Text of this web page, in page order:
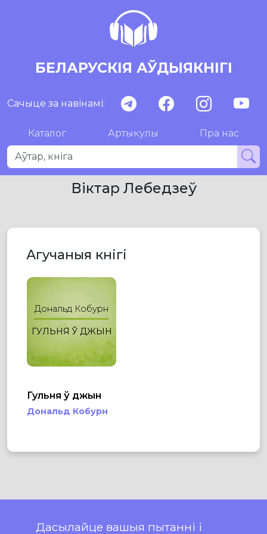
БЕЛАРУСКІЯ АЎДЫЯКНІГІ
Сачыце за навінамі:
Каталог Артыкулы Пра нас
Віктар Лебедзеў
Агучаныя кнігі
Дональд Кобурн
ГУЛЬНЯ Ў ДЖЫН
Гульня ў джын
Дональд Кобурн
Дасылайце вашыя пытанні і